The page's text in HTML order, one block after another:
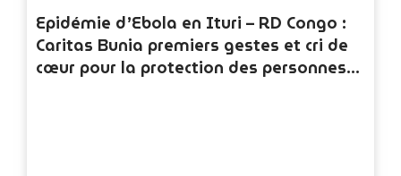
Epidémie d’Ebola en Ituri – RD Congo :
Caritas Bunia premiers gestes et cri de
cœur pour la protection des personnes